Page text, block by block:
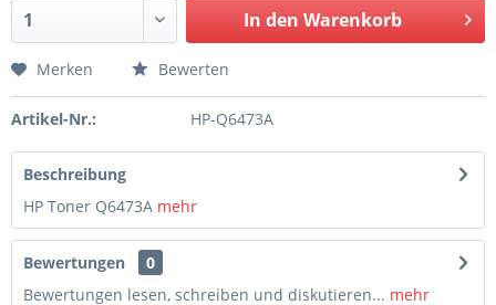
In den Warenkorb
Merken Bewerten
Artikel-Nr.: HP-Q6473A
Beschreibung
HP Toner Q6473A mehr
Bewertungen
0
Bewertungen lesen, schreiben und diskutieren... mehr